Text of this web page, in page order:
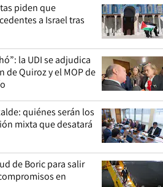
piden que
a Israel tras
la UDI se adjudica
de Quiroz y el MOP de
quiénes serán los
mixta que desatará
de Boric para salir
en